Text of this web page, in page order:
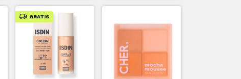
GRATIS